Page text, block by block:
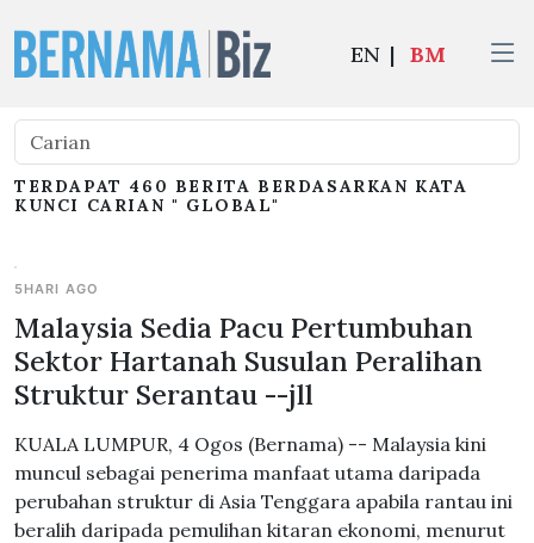
EN | BM
TERDAPAT 460 BERITA BERDASARKAN KATA
KUNCI CARIAN " GLOBAL"
5HARI AGO
Malaysia Sedia Pacu Pertumbuhan
Sektor Hartanah Susulan Peralihan
Struktur Serantau --jll
KUALA LUMPUR, 4 Ogos (Bernama) -- Malaysia kini
muncul sebagai penerima manfaat utama daripada
perubahan struktur di Asia Tenggara apabila rantau ini
beralih daripada pemulihan kitaran ekonomi, menurut